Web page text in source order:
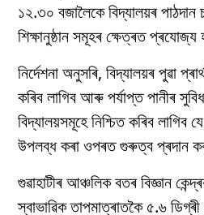
১২.৩০ বজালৈকে বিদ্যালয়ৰ
শিক্ষানুষ্ঠান সমূহৰ ক্ষেত্ৰত প্ৰযোজ্য
নিৰ্দেশনা অনুসৰি, বিদ্যালয়ৰ পুৱা
কৰিব লাগিব আৰু পৰ্যাপ্ত পানীৰ
বিদ্যালয়সমূহে নিশ্চিত কৰিব
উপলব্ধ কৰা ওপৰত গুৰুত্ব প্ৰদান
গুৱাহাটীৰ আঞ্চলিক বতৰ বিজ্ঞান
স্বাভাৱিক তাপমাত্ৰাতকৈ ৫.৬